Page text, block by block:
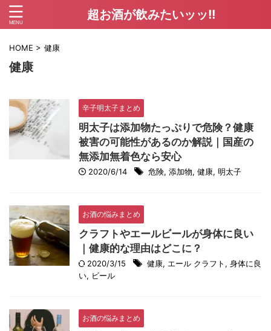
超お酒が飲みたいッッ!!
HOME > 健康
健康
辛子明太子まとめ
明太子は添加物たっぷりで危険？健康
被害の可能性があるのか解説｜国産の
無添加無着色なら安心
2020/6/14 危険, 添加物, 健康, 明太子
お酒の悩みまとめ
クラフトやエールビールが身体に良い
｜健康的な理由はどこに？
2020/3/15 健康, エール クラフト , 身体に良
い, ビール
お酒の悩みまとめ